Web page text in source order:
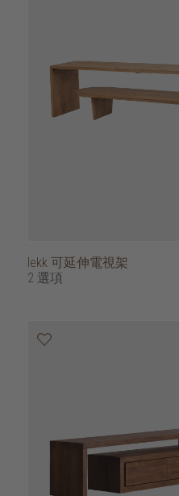
lekk 可延伸電視架
2 選項